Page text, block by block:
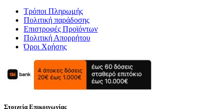
Τρόποι Πληρωμής
Πολιτική παράδοσης
Επιστροφές Προϊόντων
Πολιτική Απορρήτου
Όροι Χρήσης
Στοιχεία Επικοινωνίας